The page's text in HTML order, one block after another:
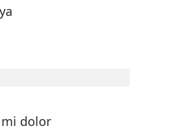
dolor